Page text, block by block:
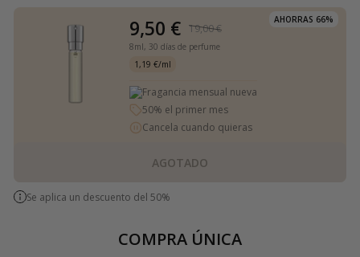
AHORRAS 66%
9,50 € 19,00 €
8ml, 30 días de perfume
1,19 €/ml
Fragancia mensual nueva
50% el primer mes
Cancela cuando quieras
AGOTADO
Se aplica un descuento del 50%
COMPRA ÚNICA